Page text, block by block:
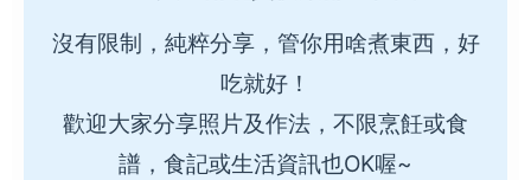
沒有限制，純粹分享，管你用啥煮東西，好
吃就好！
歡迎大家分享照片及作法，不限烹飪或食
譜，食記或生活資訊也OK喔~